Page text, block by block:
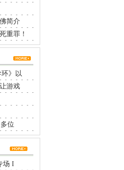
简介
重罪！
》以
游戏
位
场 I